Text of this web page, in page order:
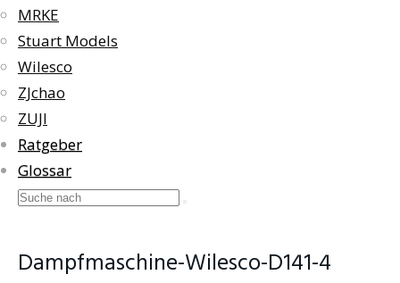
MRKE
Stuart Models
Wilesco
ZJchao
ZUJI
Ratgeber
Glossar
Dampfmaschine-Wilesco-D141-4